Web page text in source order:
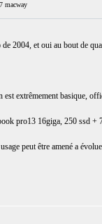
macway
2004, et oui au bout de
extrêmement basique,
pro13 16giga, 250 ssd +
peut être amené a